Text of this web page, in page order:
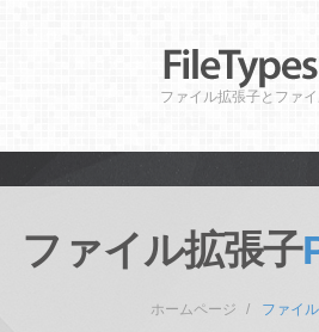
ファイル拡張子とファ
ファイル拡張子
ホームページ ファイ